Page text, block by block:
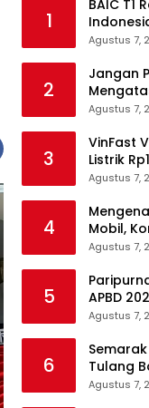
1
BAIC T1
Jutaan
Agustus 7,
2
Jangan
Agustus 7,
3
VinFast
Listrik
Jadi
Agustus 7,
4
Mobil,
Sering
Agustus 7,
5
APBD
Agustus 7,
6
Semarak
Tulang
Senam
Agustus 7,